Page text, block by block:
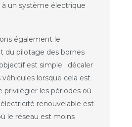
à un système électrique
également le
du pilotage des bornes
est simple : décaler
véhicules lorsque cela est
privilégier les périodes où
renouvelable est
le réseau est moins